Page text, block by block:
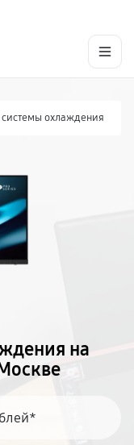
системы охлаждения
на